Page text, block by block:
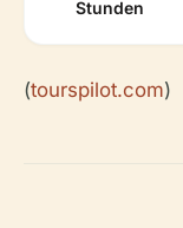
Stunden
(tourspilot.com)